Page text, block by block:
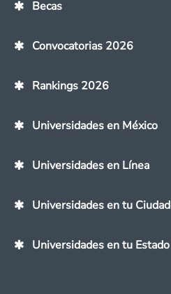
Becas
Convocatorias 2026
Rankings 2026
Universidades en México
Universidades en Línea
Universidades en tu Ciudad
Universidades en tu Estado